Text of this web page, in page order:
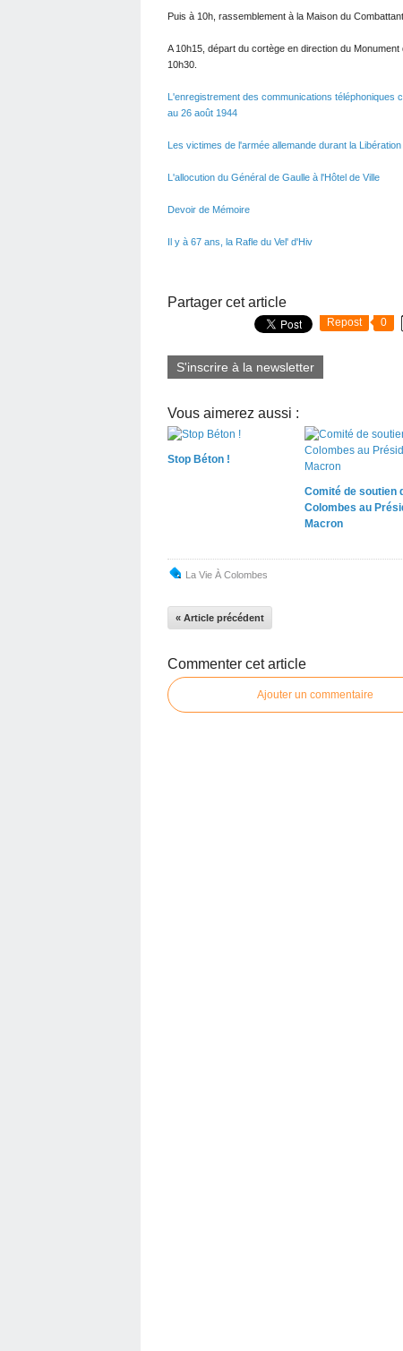
Puis à 10h, rassemblement à la Maison du
A 10h15, départ du cortège en direction du
10h30.
L'enregistrement des communications téléphoniques
au 26 août 1944
Les victimes de l'armée allemande durant la
L'allocution du Général de Gaulle à l'Hôtel de Ville
Devoir de Mémoire
Il y à 67 ans, la Rafle du Vel' d'Hiv
Partager cet article
Repost 0
S'inscrire à la newsletter
Vous aimerez aussi :
Stop Béton !
Comité de soutien
Colombes au
Macron
La Vie À Colombes
« Article précédent
Commenter cet article
Ajouter un commentaire